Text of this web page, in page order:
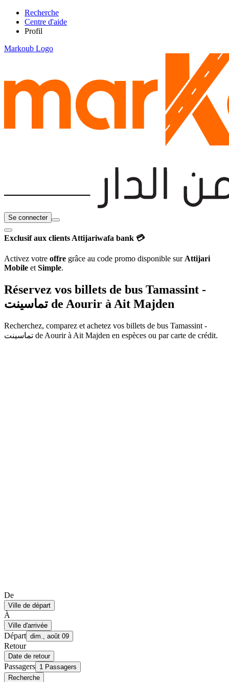
Recherche
Centre d'aide
Profil
Markoub Logo
Se connecter
Exclusif aux clients Attijariwafa bank 💳
Activez votre offre grâce au code promo disponible sur Attijari
Mobile et Simple.
Réservez vos billets de bus Tamassint -
تماسينت de Aourir à Ait Majden
Recherchez, comparez et achetez vos billets de bus Tamassint -
تماسينت de Aourirà Ait Majden en espèces ou par carte de crédit.
De
Ville de départ
À
Ville d'arrivée
Départ dim., août 09
Retour
Date de retour
Passagers 1 Passagers
Recherche